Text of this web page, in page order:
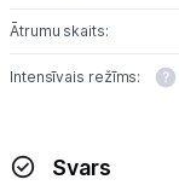
Ātrumu skaits:
Intensīvais režīms:
Svars